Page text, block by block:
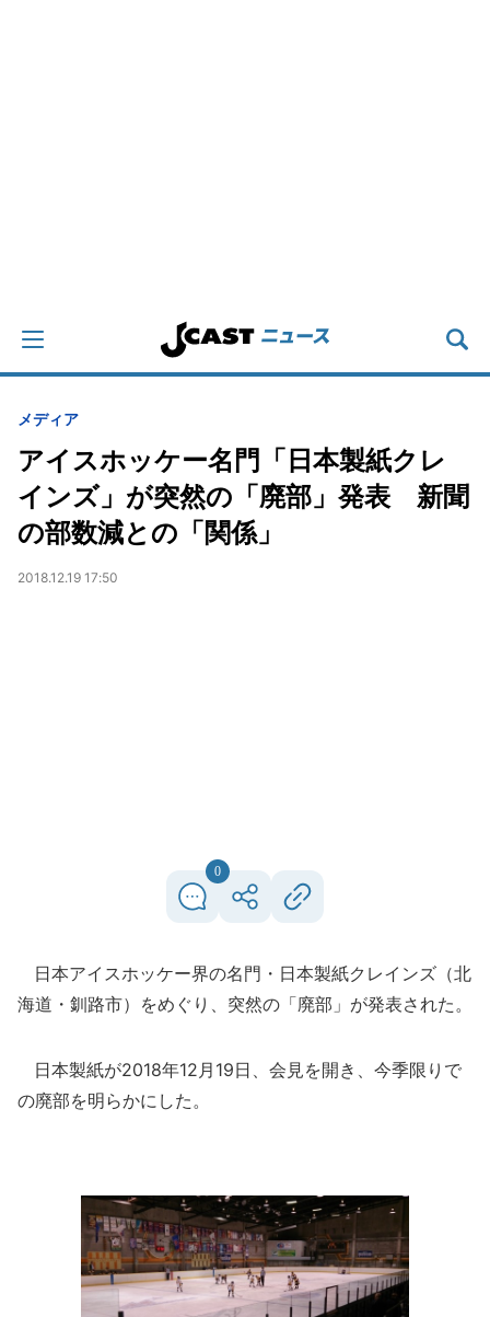
メディア
アイスホッケー名門「日本製紙クレ
インズ」が突然の「廃部」発表 新聞
の部数減との「関係」
2018.12.19 17:50
0
日本アイスホッケー界の名門・日本製紙クレインズ（北
海道・釧路市）をめぐり、突然の「廃部」が発表された。
日本製紙が2018年12月19日、会見を開き、今季限りで
の廃部を明らかにした。